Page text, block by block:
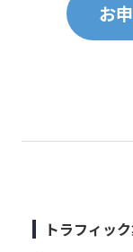
お
トラフィッ